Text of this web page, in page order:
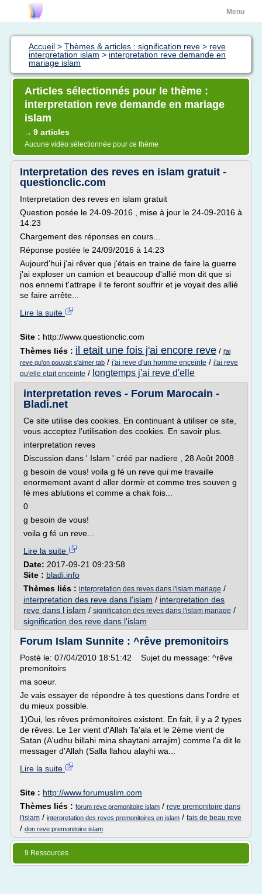
Menu
Accueil > Thèmes & articles : signification reve > reve
interpretation islam > interpretation reve demande en
mariage islam
Articles sélectionnés pour le thème :
interpretation reve demande en mariage
islam
→ 9 articles
Aucune vidéo sélectionnée pour ce thème
Interpretation des reves en islam gratuit -
questionclic.com
Interpretation des reves en islam gratuit
Question posée le 24-09-2016 , mise à jour le 24-09-2016 à
14:23
Chargement des réponses en cours...
Réponse postée le 24/09/2016 à 14:23
Aujourd'hui j'ai rêver que j'étais en traine de faire la guerre
j'ai exploser un camion et beaucoup d'allié mon dit que si
nos ennemi t'attrape il te feront souffrir et je voyait des allié
se faire arrête...
Lire la suite
Site : http://www.questionclic.com
Thèmes liés : il etait une fois j'ai encore reve / j'ai
reve qu'on pouvait s'aimer tab / j'ai reve d'un homme enceinte / j'ai reve
qu'elle etait enceinte / longtemps j'ai reve d'elle
interpretation reves - Forum Marocain -
Bladi.net
Ce site utilise des cookies. En continuant à utiliser ce site,
vous acceptez l'utilisation des cookies. En savoir plus.
interpretation reves
Discussion dans ' Islam ' créé par nadiere , 28 Août 2008 .
g besoin de vous! voila g fé un reve qui me travaille
enormement avant d aller dormir et comme tres souven g
fé mes ablutions et comme a chak fois...
0
g besoin de vous!
voila g fé un reve...
Lire la suite
Date: 2017-09-21 09:23:58
Site : bladi.info
Thèmes liés : interpretation des reves dans l'islam mariage /
interpretation des reve dans l'islam / interpretation des
reve dans l islam / signification des reves dans l'islam mariage /
signification des reve dans l'islam
Forum Islam Sunnite : ^rêve premonitoirs
Posté le: 07/04/2010 18:51:42 Sujet du message: ^rêve
premonitoirs
ma soeur.
Je vais essayer de répondre à tes questions dans l'ordre et
du mieux possible.
1)Oui, les rêves prémonitoires existent. En fait, il y a 2 types
de rêves. Le 1er vient d'Allah Ta'ala et le 2ème vient de
Satan (A'udhu billahi mina shaytani arrajim) comme l'a dit le
messager d'Allah (Salla llahou alayhi wa...
Lire la suite
Site : http://www.forumuslim.com
Thèmes liés : forum reve premonitoire islam / reve premonitoire dans
l'islam / interpretation des reves premonitoires en islam / fais de beau reve
/ don reve premonitoire islam
9 Ressources